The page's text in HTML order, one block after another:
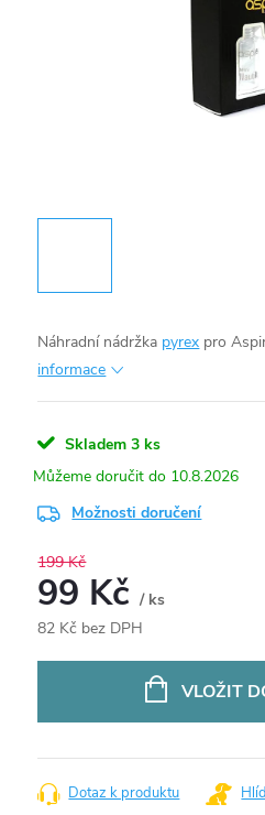
Náhradní nádržka pyrex pro
informace
Skladem 3 ks
10.8.2026
Možnosti doručení
199 Kč
99 Kč/ ks
82 Kč bez DPH
VLOŽIT
Dotaz k produktu